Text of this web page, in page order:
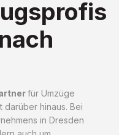
für Umzüge
hinaus. Bei
in Dresden